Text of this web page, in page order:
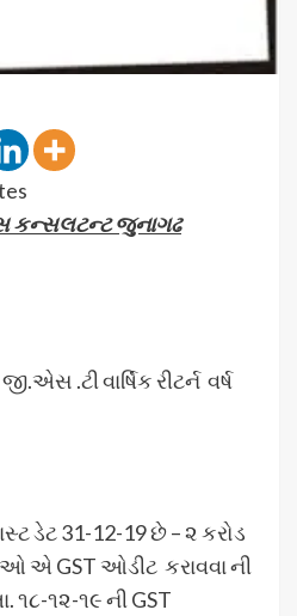
કન્સલટન્ટ જુનાગઢ
.ટી વાર્ષિક રીટર્ન વર્ષ
ડેટ 31-12-19 છે – ૨ કરોડ
એ GST ઓડીટ કરાવવા ની
૧૮-૧૨-૧૯ ની GST